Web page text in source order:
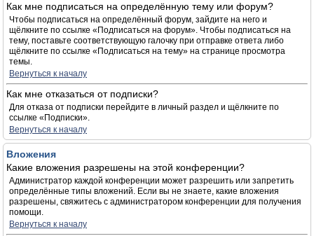
Как мне подписаться на определённую тему или форум?
Чтобы подписаться на определённый форум, зайдите на него и
щёлкните по ссылке «Подписаться на форум». Чтобы подписаться на
тему, поставьте соответствующую галочку при отправке ответа либо
щёлкните по ссылке «Подписаться на тему» на странице просмотра
темы.
Вернуться к началу
Как мне отказаться от подписки?
Для отказа от подписки перейдите в личный раздел и щёлкните по
ссылке «Подписки».
Вернуться к началу
Вложения
Какие вложения разрешены на этой конференции?
Администратор каждой конференции может разрешить или запретить
определённые типы вложений. Если вы не знаете, какие вложения
разрешены, свяжитесь с администратором конференции для получения
помощи.
Вернуться к началу